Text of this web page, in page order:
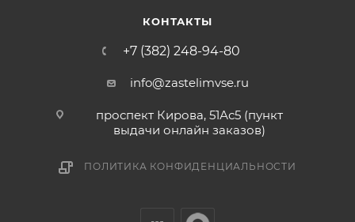
КОНТАКТЫ
+7 (382) 248-94-80
info@zastelimvse.ru
проспект Кирова, 51Ас5 (пункт
выдачи онлайн заказов)
ПОЛИТИКА КОНФИДЕНЦИАЛЬНОСТИ